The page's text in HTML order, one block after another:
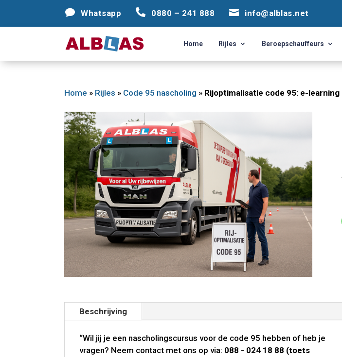
 Whatsapp  0880 – 241 888  info@alblas.net
 Whatsapp  0880 – 241 888  info@alblas.net
Home Rijles Beroepschauffeurs
Home Rijles Beroepschauffeurs
Home » Rijles » Code 95 nascholing » Rijoptimalisatie code 95: e-learning
Beschrijving
“Wil jij je een nascholingscursus voor de code 95 hebben of heb je
vragen? Neem contact met ons op via: 088 - 024 18 88 (toets